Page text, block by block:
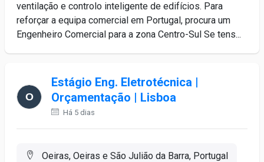
ventilação e controlo inteligente de edifícios. Para
reforçar a equipa comercial em Portugal, procura um
Engenheiro Comercial para a zona Centro-Sul Se tens...
Estágio Eng. Eletrotécnica |
Orçamentação | Lisboa
Há 5 dias
Oeiras, Oeiras e São Julião da Barra, Portugal